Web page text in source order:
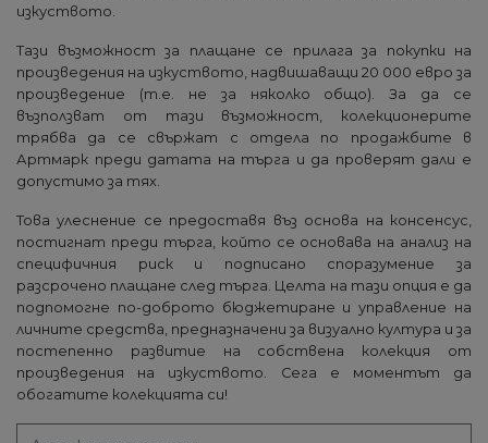
изкуството.
Тази възможност за плащане се прилага за покупки на
произведения на изкуството, надвишаващи 20 000 евро за
произведение (т.е. не за няколко общо). За да се
възползват от тази възможност, колекционерите
трябва да се свържат с отдела по продажбите в
Артмарк преди датата на търга и да проверят дали е
допустимо за тях.
Това улеснение се предоставя въз основа на консенсус,
постигнат преди търга, който се основава на анализ на
специфичния риск и подписано споразумение за
разсрочено плащане след търга. Целта на тази опция е да
подпомогне по-доброто бюджетиране и управление на
личните средства, предназначени за визуално култура и за
постепенно развитие на собствена колекция от
произведения на изкуството. Сега е моментът да
обогатите колекцията си!